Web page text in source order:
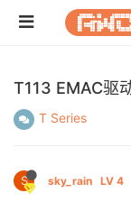
T113 EMAC驱
T Series
S sky_rain LV 4